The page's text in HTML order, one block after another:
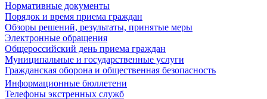
Нормативные документы
Порядок и время приема граждан
Обзоры решений, результаты, принятые меры
Электронные обращения
Общероссийский день приема граждан
Муниципальные и государственные услуги
Гражданская оборона и общественная безопасность
Информационные бюллетени
Телефоны экстренных служб